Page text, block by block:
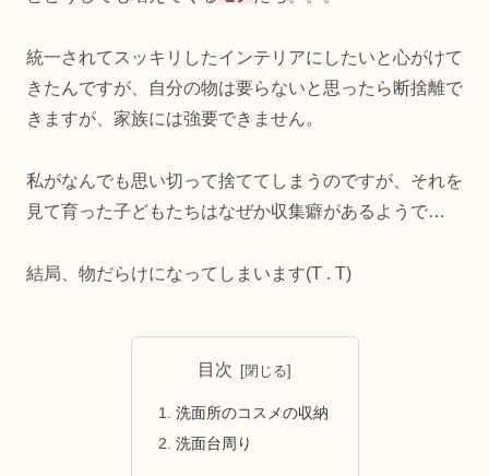
統一されてスッキリしたインテリアにしたいと心がけて
きたんですが、自分の物は要らないと思ったら断捨離で
きますが、家族には強要できません。
私がなんでも思い切って捨ててしまうのですが、それを
見て育った子どもたちはなぜか収集癖があるようで…
結局、物だらけになってしまいます(T . T)
目次
洗面所のコスメの収納
洗面台周り